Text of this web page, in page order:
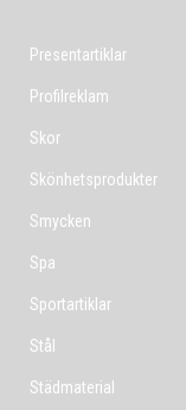
Presentartiklar
Profilreklam
Skor
Skönhetsprodukter
Smycken
Spa
Sportartiklar
Stål
Städmaterial